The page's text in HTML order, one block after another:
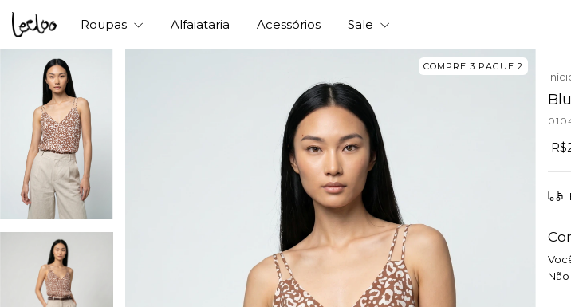
Roupas Alfaiataria Acessórios Sale
COMPRE 3 PAGUE 2